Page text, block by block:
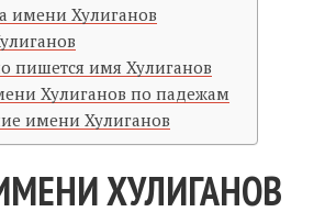
имени Хулиганов
пишется имя Хулиганов
Хулиганов по падежам
имени Хулиганов
ХУЛИГАНОВ